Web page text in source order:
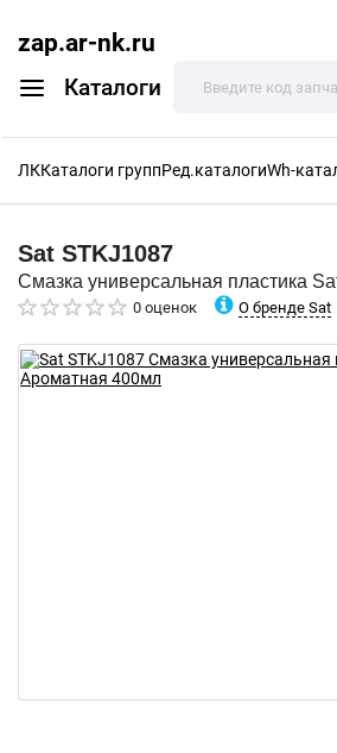
zap.ar-nk.ru
Каталоги
ЛККаталоги группРед.каталогиWh-
Sat STKJ1087
Смазка универсальная пластика
0 оценок О бренде Sat